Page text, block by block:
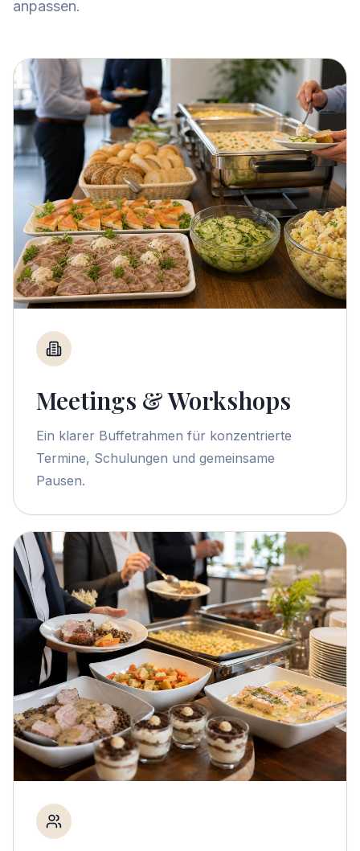
anpassen.
Meetings & Workshops
Ein klarer Buffetrahmen für konzentrierte
Termine, Schulungen und gemeinsame
Pausen.